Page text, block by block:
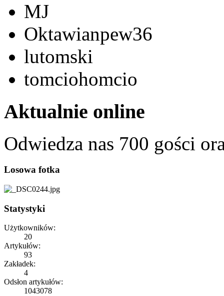
MJ
Oktawianpew36
lutomski
tomciohomcio
Aktualnie online
Odwiedza nas 700 gości
Losowa fotka
Statystyki
Użytkowników:
20
Artykułów:
93
Zakładek:
4
Odsłon artykułów:
1043078